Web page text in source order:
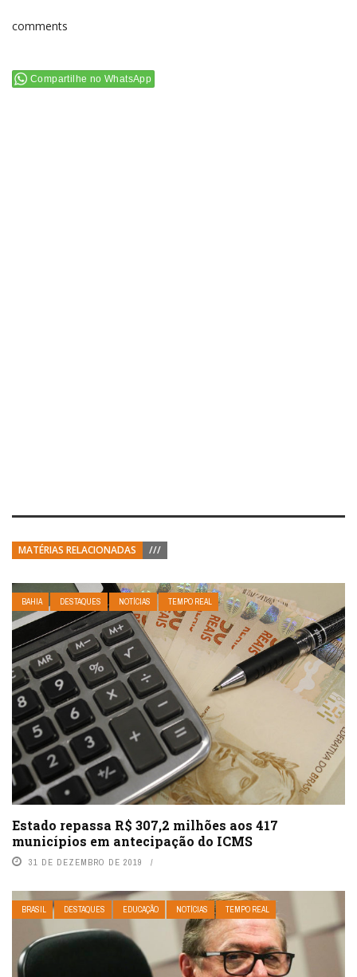
comments
Compartilhe no WhatsApp
MATÉRIAS RELACIONADAS ///
BAHIA DESTAQUES NOTÍCIAS TEMPO REAL
Estado repassa R$ 307,2 milhões aos 417
municípios em antecipação do ICMS
31 DE DEZEMBRO DE 2019
BRASIL DESTAQUES EDUCAÇÃO NOTÍCIAS TEMPO REAL